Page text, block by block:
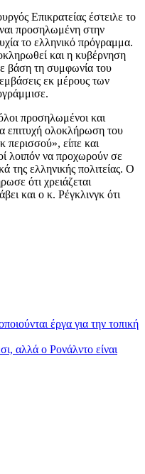
Επικρατείας έστειλε το
προσηλωμένη στην
το ελληνικό πρόγραμμα.
και η κυβέρνηση
βάση τη συμφωνία του
εκ μέρους των
προσηλωμένοι και
επιτυχή ολοκλήρωση του
περισσού», είπε και
λοιπόν να προχωρούν σε
της ελληνικής πολιτείας. Ο
ότι χρειάζεται
και ο κ. Ρέγκλινγκ ότι
έργα για την τοπική
αλλά ο Ρονάλντο είναι